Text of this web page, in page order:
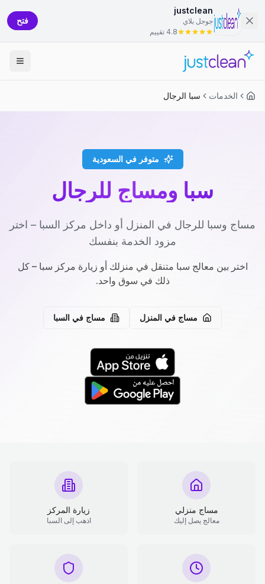
justclean
جوجل بلاي
4.8 تقييم
فتح
الخدمات سبا الرجال
متوفر في السعودية
سبا ومساج للرجال
مساج وسبا للرجال في المنزل أو داخل مركز السبا – اختر
مزود الخدمة بنفسك
اختر بين معالج سبا متنقل في منزلك أو زيارة مركز سبا – كل
ذلك في سوق واحد.
مساج في المنزل مساج في السبا
مساج منزلي
معالج يصل إليك
زيارة المركز
اذهب إلى السبا